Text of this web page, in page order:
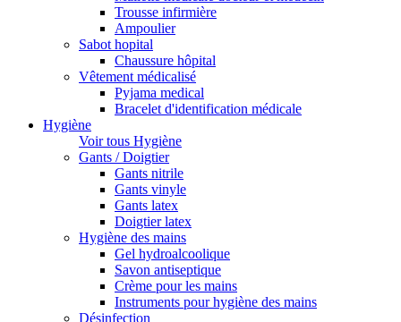
Trousse infirmière
Ampoulier
Sabot hopital
Chaussure hôpital
Vêtement médicalisé
Pyjama medical
Bracelet d'identification médicale
Hygiène
Voir tous Hygiène
Gants / Doigtier
Gants nitrile
Gants vinyle
Gants latex
Doigtier latex
Hygiène des mains
Gel hydroalcoolique
Savon antiseptique
Crème pour les mains
Instruments pour hygiène des mains
Désinfection